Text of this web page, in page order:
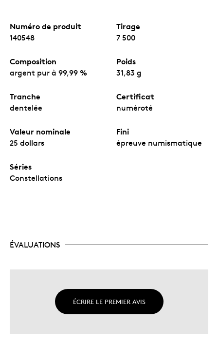
Numéro de produit
140548
Tirage
7 500
Composition
argent pur à 99,99 %
Poids
31,83 g
Tranche
dentelée
Certificat
numéroté
Valeur nominale
25 dollars
Fini
épreuve numismatique
Séries
Constellations
ÉVALUATIONS
ÉCRIRE LE PREMIER AVIS